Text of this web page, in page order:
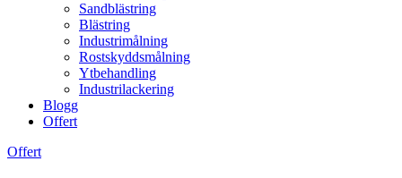
Sandblästring
Blästring
Industrimålning
Rostskyddsmålning
Ytbehandling
Industrilackering
Blogg
Offert
Offert